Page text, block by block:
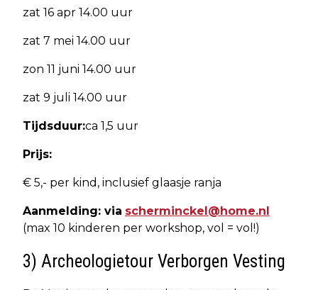
zat 16 apr 14.00 uur
zat 7 mei 14.00 uur
zon 11 juni 14.00 uur
zat 9 juli 14.00 uur
Tijdsduur:ca 1,5 uur
Prijs:
€ 5,- per kind, inclusief glaasje ranja
Aanmelding: via scherminckel@home.nl
(max 10 kinderen per workshop, vol = vol!)
3) Archeologietour Verborgen Vesting